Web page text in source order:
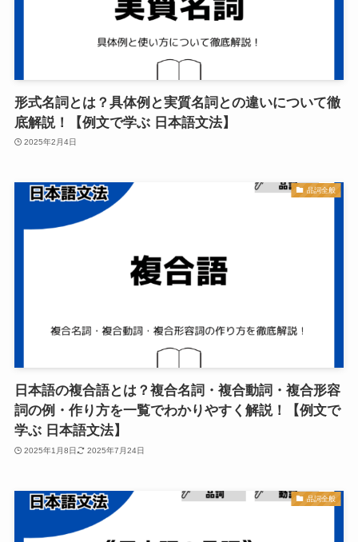
形式名詞とは？具体例と実質名詞との違いについて徹
底解説！【例文で学ぶ 日本語文法】
2025年2月4日
品詞全般
日本語の複合語とは？複合名詞・複合動詞・複合形容
詞の例・作り方を一覧でわかりやすく解説！【例文で
学ぶ 日本語文法】
2025年1月8日 2025年7月24日
品詞全般